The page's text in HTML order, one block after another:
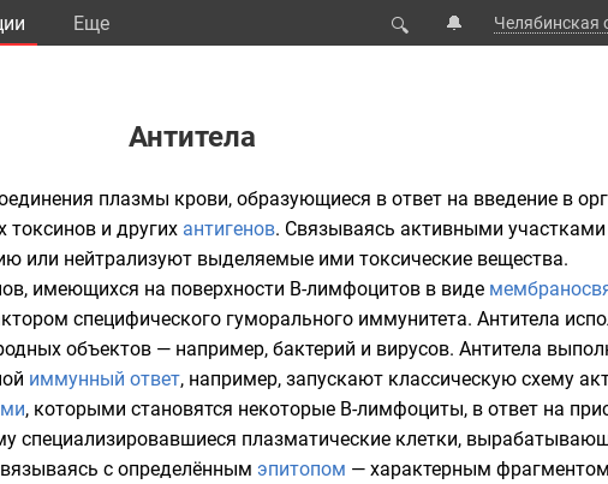
Eще 🔍 🔔 Челябинская
Антитела
плазмы крови, образующиеся в ответ на введение в
токсинов и других антигенов. Связываясь активными
или нейтрализуют выделяемые ими токсические вещества.
, имеющихся на поверхности B-лимфоцитов в виде
специфического гуморального иммунитета. Антитела
объектов — например, бактерий и вирусов. Антитела
иммунный ответ, например, запускают классическую схему
, которыми становятся некоторые В-лимфоциты, в ответ на
специализировавшиеся плазматические клетки,
с определённым эпитопом — характерным